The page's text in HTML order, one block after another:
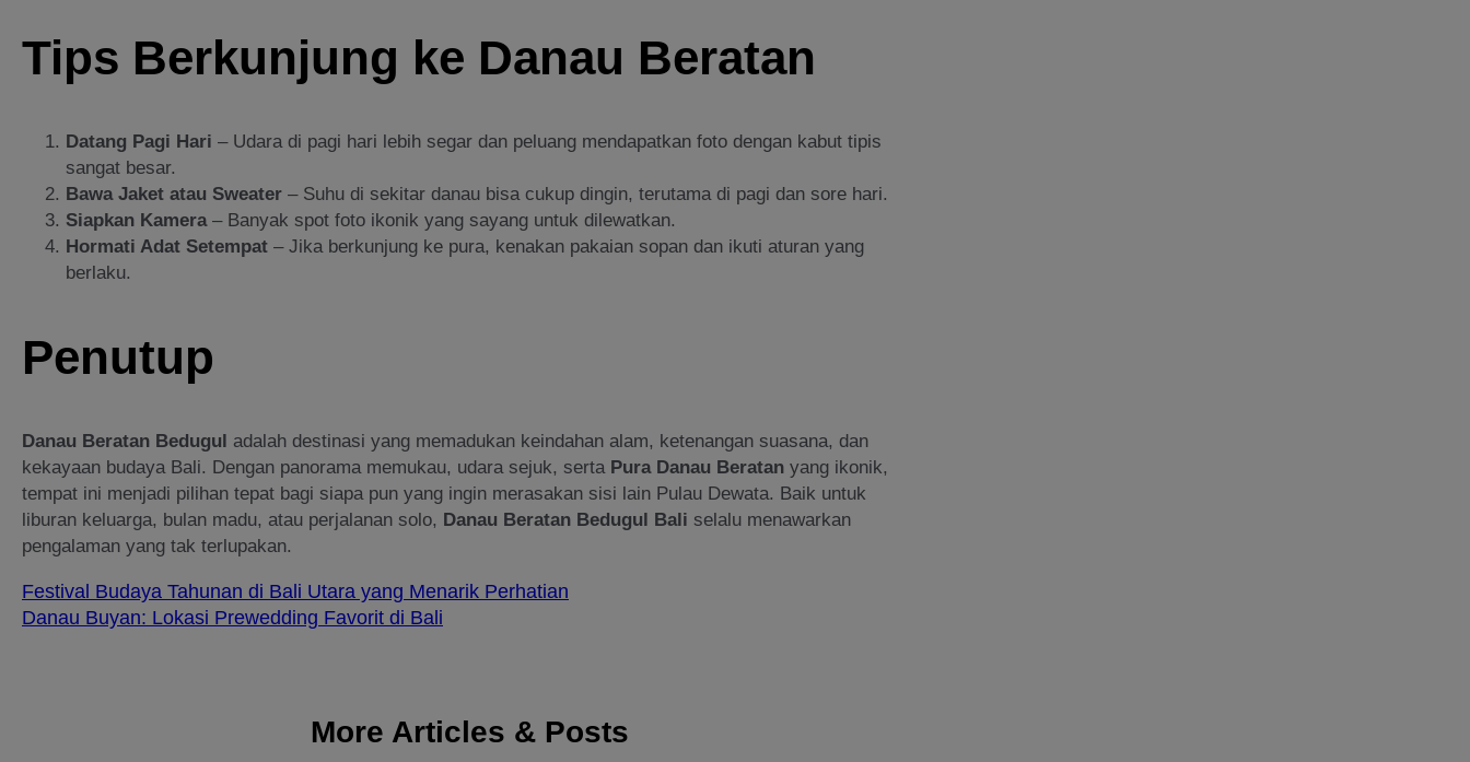
Tips Berkunjung ke Danau Beratan
Datang Pagi Hari – Udara di pagi hari lebih segar dan peluang mendapatkan foto dengan kabut tipis
sangat besar.
Bawa Jaket atau Sweater – Suhu di sekitar danau bisa cukup dingin, terutama di pagi dan sore hari.
Siapkan Kamera– Banyak spot foto ikonik yang sayang untuk dilewatkan.
Hormati Adat Setempat – Jika berkunjung ke pura, kenakan pakaian sopan dan ikuti aturan yang
berlaku.
Penutup
Danau Beratan Bedugul adalah destinasi yang memadukan keindahan alam, ketenangan suasana, dan
kekayaan budaya Bali. Dengan panorama memukau, udara sejuk, serta Pura Danau Beratan yang ikonik,
tempat ini menjadi pilihan tepat bagi siapa pun yang ingin merasakan sisi lain Pulau Dewata. Baik untuk
liburan keluarga, bulan madu, atau perjalanan solo, Danau Beratan Bedugul Bali selalu menawarkan
pengalaman yang tak terlupakan.
Festival Budaya Tahunan di Bali Utara yang Menarik Perhatian
Danau Buyan: Lokasi Prewedding Favorit di Bali
More Articles & Posts